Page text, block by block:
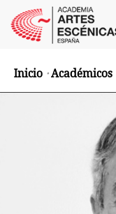
Inicio ·Académicos